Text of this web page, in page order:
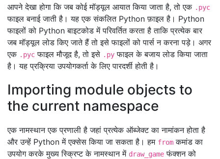
आपने देखा होगा कि जब कोई मॉड्यूल आयात किया जाता है, तो एक .pyc
फाइल बनाई जाती है। यह एक संकलित Python फ़ाइल है। Python
फाइलों को Python बाइटकोड में परिवर्तित करता है ताकि प्रत्येक बार
जब मॉड्यूल लोड किए जाते हैं तो इसे फाइलों को पार्स न करना पड़े। अगर
एक .pyc फाइल मौजूद है, तो इसे .py फाइल के बजाय लोड किया जाता
है। यह प्रक्रिया उपयोगकर्ता के लिए पारदर्शी होती है।
Importing module objects to
the current namespace
एक नामस्थान एक प्रणाली है जहां प्रत्येक ऑब्जेक्ट का नामांकन होता है
और उन्हें Python में एक्सेस किया जा सकता है। हम from कमांड का
उपयोग करके मुख्य स्क्रिप्ट के नामस्थान में draw_game फंक्शन को